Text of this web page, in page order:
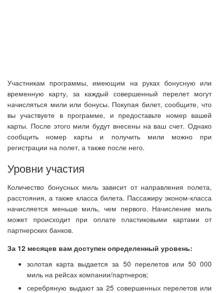
Участникам программы, имеющим на руках бонусную или
временную карту, за каждый совершенный перелет могут
начисляться мили или бонусы. Покупая билет, сообщите, что
вы участвуете в программе, и предоставьте номер вашей
карты. После этого мили будут внесены на ваш счет. Однако
сообщить номер карты и получить мили можно при
регистрации на полет, а также после него.
Уровни участия
Количество бонусных миль зависит от направления полета,
расстояния, а также класса билета. Пассажиру эконом-класса
начисляется меньше миль, чем первого. Начисление миль
может происходит при оплате пластиковыми картами от
партнерских банков.
За 12 месяцев вам доступен определенный уровень:
золотая карта выдается за 50 перелетов или 50 000
миль на рейсах компании/партнеров;
серебряную выдают за 25 совершенных перелетов или